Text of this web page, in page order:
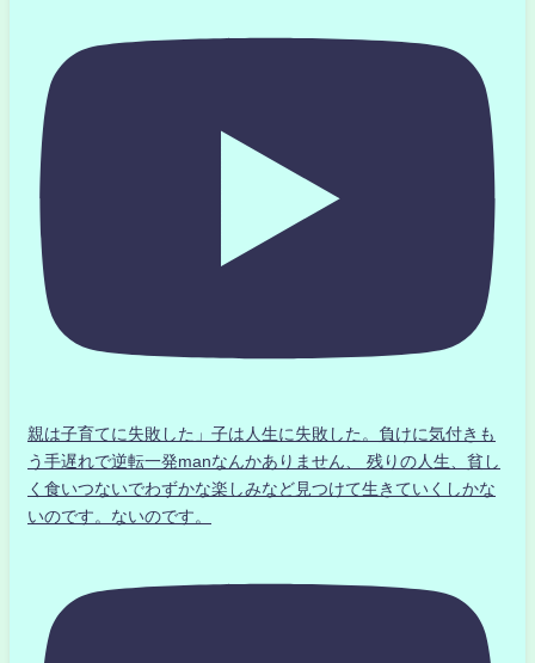
親は子育てに失敗した」子は人生に失敗した。負けに気付きも
う手遅れで逆転一発manなんかありません、 残りの人生、貧し
く食いつないでわずかな楽しみなど見つけて生きていくしかな
いのです。ないのです。